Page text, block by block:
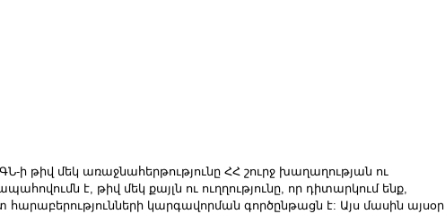
ի թիվ մեկ առաջնահերթությունը ՀՀ շուրջ խաղաղության ու
է, թիվ մեկ քայլն ու ուղղությունը, որ դիտարկում ենք,
հարաբերությունների կարգավորման գործընթացն է: Այս մասին այսօր